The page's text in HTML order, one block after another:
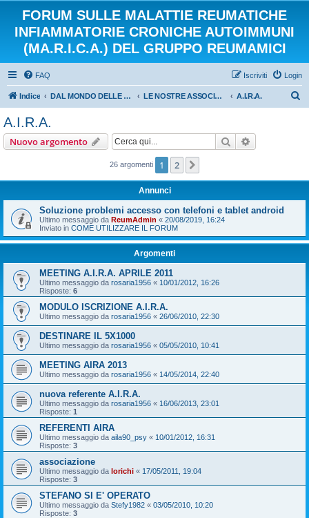
FORUM SULLE MALATTIE REUMATICHE
INFIAMMATORIE CRONICHE AUTOIMMUNI
(MA.R.I.C.A.) DEL GRUPPO REUMAMICI
FAQ Login
Iscriviti
Indice DAL MONDO DELLE ASSOCIAZIONI E DEL VOLONTARIATO LE NOSTRE ASSOCIAZIONI A.I.R.A.
A.I.R.A.
Nuovo argomento Cerca
26 argomenti 1 2
Annunci
Soluzione problemi accesso con telefoni e tablet android
Ultimo messaggio da ReumAdmin « 20/08/2019, 16:24
Inviato in COME UTILIZZARE IL FORUM
Argomenti
MEETING A.I.R.A. APRILE 2011
Ultimo messaggio da rosaria1956 « 10/01/2012, 16:26
Risposte: 6
MODULO ISCRIZIONE A.I.R.A.
Ultimo messaggio da rosaria1956 « 26/06/2010, 22:30
DESTINARE IL 5X1000
Ultimo messaggio da rosaria1956 « 05/05/2010, 10:41
MEETING AIRA 2013
Ultimo messaggio da rosaria1956 « 14/05/2014, 22:40
nuova referente A.I.R.A.
Ultimo messaggio da rosaria1956 « 16/06/2013, 23:01
Risposte: 1
REFERENTI AIRA
Ultimo messaggio da aila90_psy « 10/01/2012, 16:31
Risposte: 3
associazione
Ultimo messaggio da lorichi « 17/05/2011, 19:04
Risposte: 3
STEFANO SI E' OPERATO
Ultimo messaggio da Stefy1982 « 03/05/2010, 10:20
Risposte: 3